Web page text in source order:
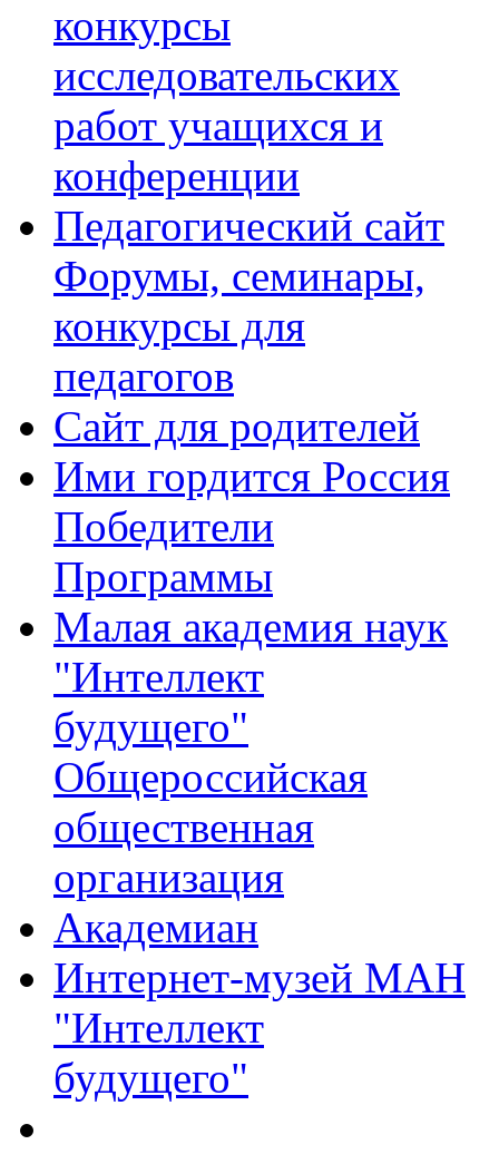
конкурсы
исследовательских
работ учащихся и
конференции
Педагогический сайт
Форумы, семинары,
конкурсы для
педагогов
Сайт для родителей
Ими гордится Россия
Победители
Программы
Малая академия наук
"Интеллект
будущего"
Общероссийская
общественная
организация
Академиан
Интернет-музей МАН
"Интеллект
будущего"